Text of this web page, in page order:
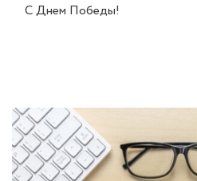
С Днем Победы!